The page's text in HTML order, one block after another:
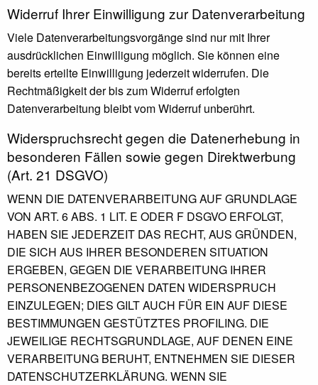
Widerruf Ihrer Einwilligung zur Datenverarbeitung
Viele Datenverarbeitungsvorgänge sind nur mit Ihrer
ausdrücklichen Einwilligung möglich. Sie können eine
bereits erteilte Einwilligung jederzeit widerrufen. Die
Rechtmäßigkeit der bis zum Widerruf erfolgten
Datenverarbeitung bleibt vom Widerruf unberührt.
Widerspruchsrecht gegen die Datenerhebung in
besonderen Fällen sowie gegen Direktwerbung
(Art. 21 DSGVO)
WENN DIE DATENVERARBEITUNG AUF GRUNDLAGE
VON ART. 6 ABS. 1 LIT. E ODER F DSGVO ERFOLGT,
HABEN SIE JEDERZEIT DAS RECHT, AUS GRÜNDEN,
DIE SICH AUS IHRER BESONDEREN SITUATION
ERGEBEN, GEGEN DIE VERARBEITUNG IHRER
PERSONENBEZOGENEN DATEN WIDERSPRUCH
EINZULEGEN; DIES GILT AUCH FÜR EIN AUF DIESE
BESTIMMUNGEN GESTÜTZTES PROFILING. DIE
JEWEILIGE RECHTSGRUNDLAGE, AUF DENEN EINE
VERARBEITUNG BERUHT, ENTNEHMEN SIE DIESER
DATENSCHUTZERKLÄRUNG. WENN SIE